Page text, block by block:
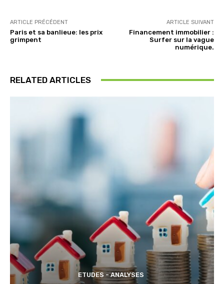
ARTICLE PRÉCÉDENT
Paris et sa banlieue: les prix
grimpent
ARTICLE SUIVANT
Financement immobilier :
Surfer sur la vague
numérique.
RELATED ARTICLES
ETUDES - ANALYSES